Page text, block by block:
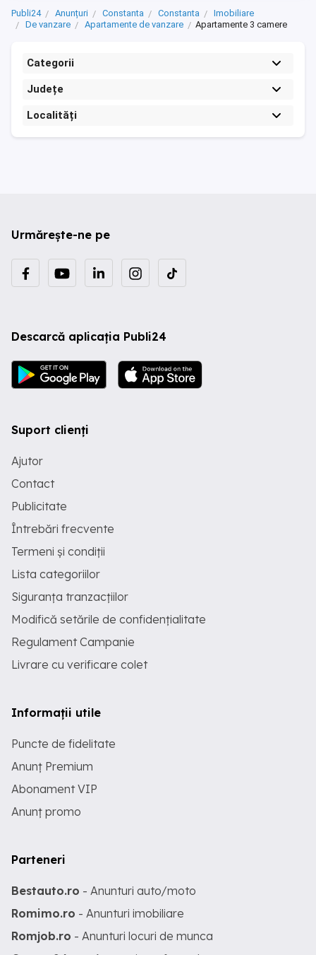
Publi24 Anunțuri Constanta Constanta
Imobiliare
De vanzare
Apartamente de vanzare Apartamente 3 camere
Categorii
Județe
Localități
Urmărește-ne pe
Descarcă aplicația Publi24
Suport clienți
Ajutor
Contact
Publicitate
Întrebări frecvente
Termeni și condiții
Lista categoriilor
Siguranța tranzacțiilor
Modifică setările de confidențialitate
Regulament Campanie
Livrare cu verificare colet
Informații utile
Puncte de fidelitate
Anunț Premium
Abonament VIP
Anunț promo
Parteneri
Bestauto.ro - Anunturi auto/moto
Romimo.ro - Anunturi imobiliare
Romjob.ro - Anunturi locuri de munca